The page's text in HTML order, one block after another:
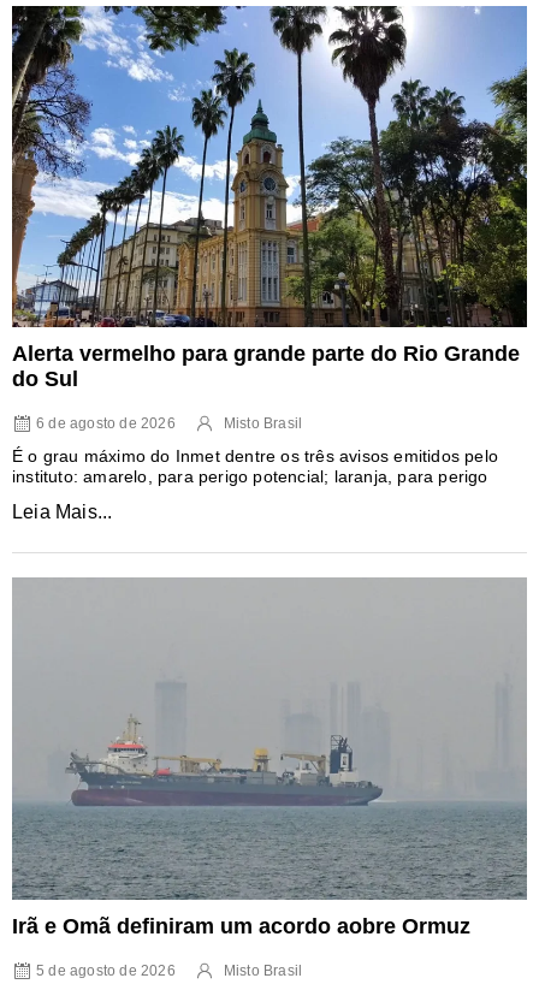
Alerta vermelho para grande parte do Rio Grande
do Sul
6 de agosto de 2026 Misto Brasil
É o grau máximo do Inmet dentre os três avisos emitidos pelo
instituto: amarelo, para perigo potencial; laranja, para perigo
Leia Mais...
Irã e Omã definiram um acordo aobre Ormuz
5 de agosto de 2026 Misto Brasil